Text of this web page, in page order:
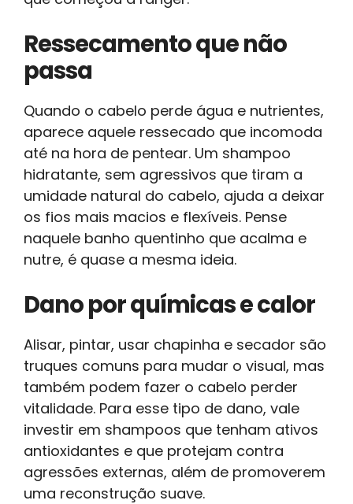
Ressecamento que não
passa
Quando o cabelo perde água e nutrientes,
aparece aquele ressecado que incomoda
até na hora de pentear. Um shampoo
hidratante, sem agressivos que tiram a
umidade natural do cabelo, ajuda a deixar
os fios mais macios e flexíveis. Pense
naquele banho quentinho que acalma e
nutre, é quase a mesma ideia.
Dano por químicas e calor
Alisar, pintar, usar chapinha e secador são
truques comuns para mudar o visual, mas
também podem fazer o cabelo perder
vitalidade. Para esse tipo de dano, vale
investir em shampoos que tenham ativos
antioxidantes e que protejam contra
agressões externas, além de promoverem
uma reconstrução suave.